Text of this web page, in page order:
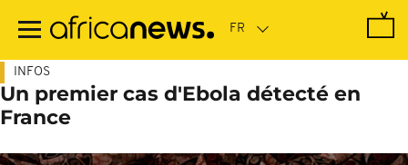
contenu
INFOS
Un premier cas d'Ebola détecté en
France